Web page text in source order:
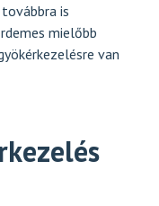
is
mielőbb
van